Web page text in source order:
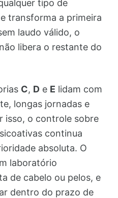
tipo de
transforma a primeira
laudo válido, o
libera o restante do
C, D e E lidam com
longas jornadas e
isso, o controle sobre
continua
absoluta. O
laboratório
de cabelo ou pelos, e
dentro do prazo de